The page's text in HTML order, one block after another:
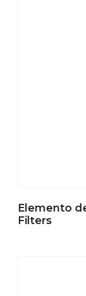
Elemento
Filters